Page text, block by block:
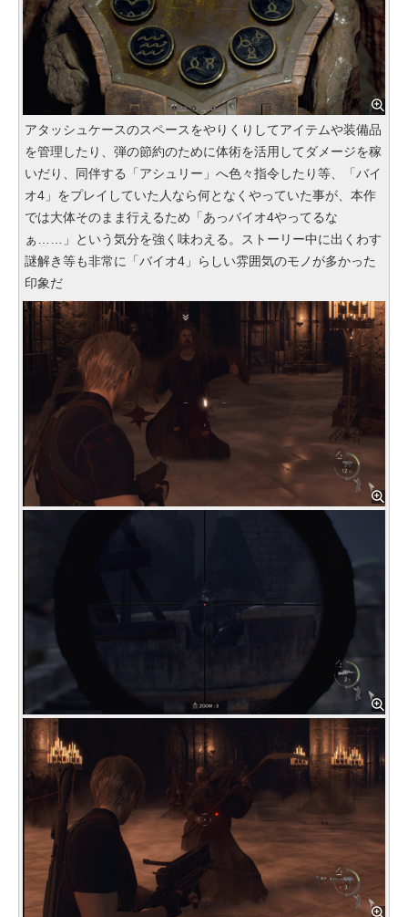
アタッシュケースのスペースをやりくりしてアイテムや装備品
を管理したり、弾の節約のために体術を活用してダメージを稼
いだり、同伴する「アシュリー」へ色々指令したり等、「バイ
オ4」をプレイしていた人なら何となくやっていた事が、本作
では大体そのまま行えるため「あっバイオ4やってるな
ぁ……」という気分を強く味わえる。ストーリー中に出くわす
謎解き等も非常に「バイオ4」らしい雰囲気のモノが多かった
印象だ